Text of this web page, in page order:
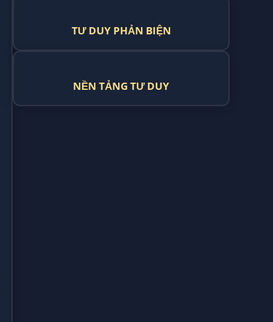
TƯ DUY PHẢN BIỆN
NỀN TẢNG TƯ DUY